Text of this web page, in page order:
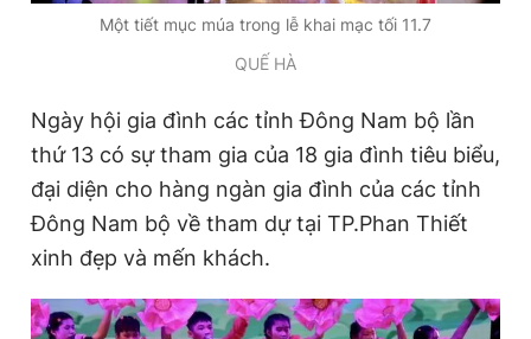
Một tiết mục múa trong lễ khai mạc tối 11.7
QUẾ HÀ
Ngày hội gia đình các tỉnh Đông Nam bộ lần
thứ 13 có sự tham gia của 18 gia đình tiêu biểu,
đại diện cho hàng ngàn gia đình của các tỉnh
Đông Nam bộ về tham dự tại TP.Phan Thiết
xinh đẹp và mến khách.